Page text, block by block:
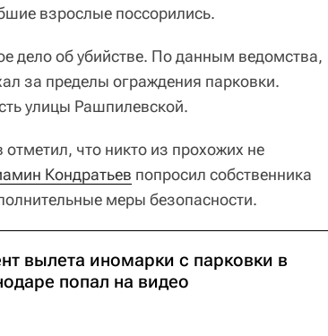
взрослые поссорились.
дело об убийстве. По данным ведомства,
за пределы ограждения парковки.
улицы Рашпилевской.
что никто из прохожих не
Кондратьев попросил собственника
меры безопасности.
вылета иномарки с парковки в
попал на видео